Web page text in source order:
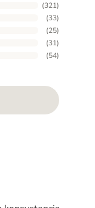
(321)
(33)
(25)
(31)
(54)